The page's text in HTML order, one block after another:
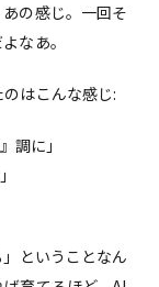
の感じ。一回そ
なあ。
はこんな感じ:
調に」
ということなん